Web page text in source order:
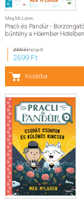
Meg McLaren
Pracli és Pandúr - Borzongató
bűntény a Hóember Hotelben
2999 Fthelyett
2699 Ft
Kosárba
NÉPSZERŰ KÖNYVEK
SEGÍTHETEK?
SZERZŐK
GYIK
SAJTÓANYAGOK
HÍREK
KAPCSOLAT
ELŐRENDELHETŐ